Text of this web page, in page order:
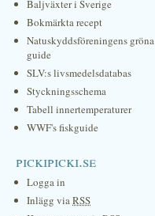
Baljväxter i Sverige
Bokmärkta recept
Natuskyddsföreningens gröna
guide
SLV:s livsmedelsdatabas
Styckningsschema
Tabell innertemperaturer
WWF's fiskguide
pickipicki.se
Logga in
Inlägg viaRSS